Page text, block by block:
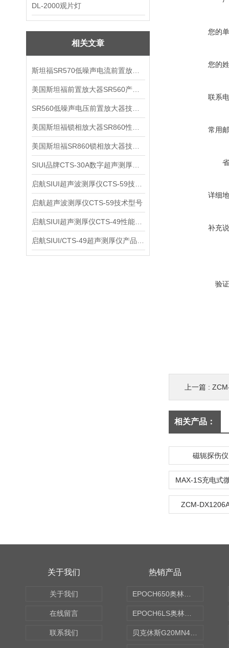
DL-2000观片灯
相关文章
启航超声波测厚仪CTS-59技术型号
您的
您的
联系
常用
详细
补充
验
上一篇 :
相关产品：
磁轭探伤
ZCM-
关于我们
关于我们
在线留言
联系我们
热销产品